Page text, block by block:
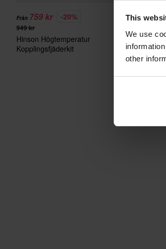
This
We use
other
Från 759 kr -20%
949 kr
Hinson Högtemperatur
Kopplingsfjäderkit
Från